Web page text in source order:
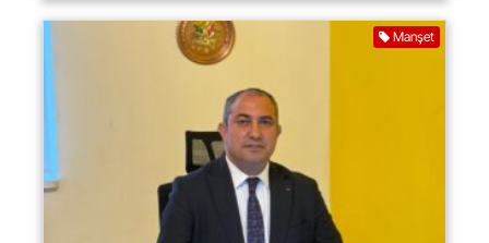
Manşet